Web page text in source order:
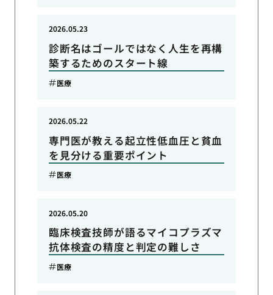
診断名はゴールではなく人生を再構
築するためのスタート線
2026.05.23
医療
専門医が教える起立性低血圧と貧血
を見分ける重要ポイント
2026.05.22
医療
臨床検査技師が語るマイコプラズマ
抗体検査の精度と判定の難しさ
2026.05.20
医療